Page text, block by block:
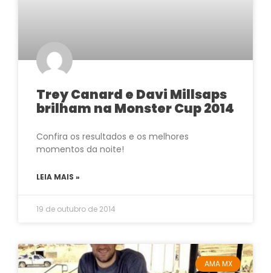
Trey Canard e Davi Millsaps
brilham na Monster Cup 2014
Confira os resultados e os melhores
momentos da noite!
LEIA MAIS »
19 de outubro de 2014
AMA MX